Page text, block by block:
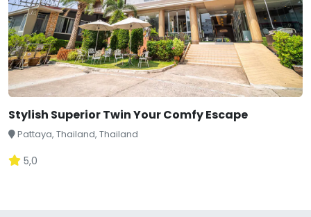
Stylish Superior Twin Your Comfy Escape
Pattaya, Thailand, Thailand
5,0